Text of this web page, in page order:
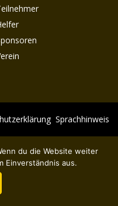
Sprachhinweis
du die Website weiter
Einverständnis aus.